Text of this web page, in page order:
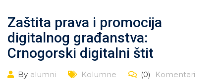
Zaštita prava i promocija
digitalnog građanstva:
Crnogorski digitalni štit
By alumni Kolumne (0) Komentari